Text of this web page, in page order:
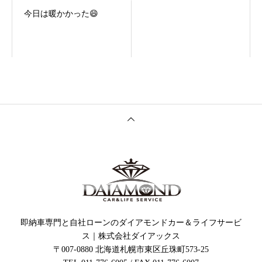
今日は暖かかった😄
即納車専門と自社ローンのダイアモンドカー＆ライフサービ
ス｜株式会社ダイアックス
〒007-0880 北海道札幌市東区丘珠町573-25